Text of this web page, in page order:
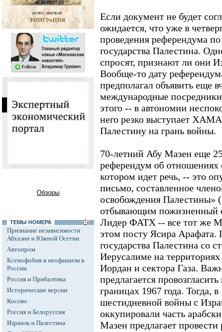
Обзоры
ТЕМЫ НОМЕРА
Признание независимости
Абхазии и Южной Осетии
Автопром
Ксенофобия и неофашизм в
России
Россия и Прибалтика
Исторические версии
Косово
Россия и Белоруссия
Израиль и Палестина
Если документ не будет
ожидается, что уже в
проведения референдума
государства Палестина.
спросят, признают ли они
Вообще-то дату
предполагал объявить еще
международные посредники
этого -- в автономии
него резко выступает
Палестину на грань войны.
70-летний Абу Мазен еще
референдум об
котором идет речь, -- это
письмо, составленное
освобождения
отбывающим пожизненный
Лидер ФАТХ -- все тот же
этом посту Ясира Арафата.
государства Палестина со
Иерусалиме на территориях
Иордан и сектора Газа.
предлагается
границах 1967 года. Тогда,
шестидневной войны с
оккупировали часть
Мазен предлагает